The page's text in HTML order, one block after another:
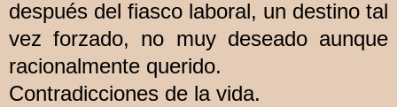
después del fiasco laboral, un destino tal
vez forzado, no muy deseado aunque
racionalmente querido.
Contradicciones de la vida.